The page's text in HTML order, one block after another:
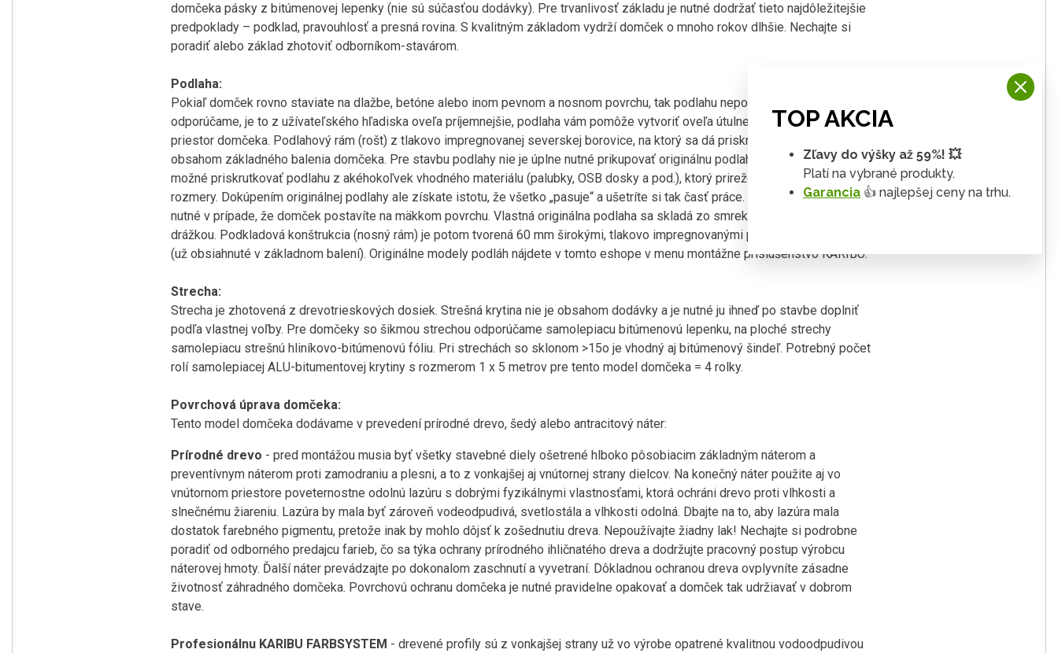
domčeka pásky z bitúmenovej lepenky (nie sú súčasťou dodávky). Pre trvanlivosť základu je nutné dodržať tieto najdôležitejšie
predpoklady – podklad, pravouhlosť a presná rovina. S kvalitným základom vydrží domček o mnoho rokov dlhšie. Nechajte si
poradiť alebo základ zhotoviť odborníkom-stavárom.
Podlaha:
Pokiaľ domček rovno staviate na dlažbe, betóne alebo inom pevnom a nosnom povrchu, tak podlahu nepotrebujete. Avšak ju
odporúčame, je to z užívateľského hľadiska oveľa príjemnejšie, podlaha vám pomôže vytvoriť oveľa útulnejší a čistejší vnútorný
priestor domčeka. Podlahový rám (rošt) z tlakovo impregnovanej severskej borovice, na ktorý sa dá priskrutkovať podlaha, je
obsahom základného balenia domčeka. Pre stavbu podlahy nie je úplne nutné prikupovať originálnu podlahu, na podlahový rám je
možné priskrutkovať podlahu z akéhokoľvek vhodného materiálu (palubky, OSB dosky a pod.), ktorý prirežete na požadované
rozmery. Dokúpením originálnej podlahy ale získate istotu, že všetko „pasuje“ a ušetríte si tak časť práce. Položenie podlahy je
nutné v prípade, že domček postavíte na mäkkom povrchu. Vlastná originálna podlaha sa skladá zo smrekových profilov s perom a
drážkou. Podkladová konštrukcia (nosný rám) je potom tvorená 60 mm širokými, tlakovo impregnovanými podlahovými nosníkmi
(už obsiahnuté v základnom balení). Originálne modely podláh nájdete v tomto eshope v menu montážne príslušenstvo KARIBU.
Strecha:
Strecha je zhotovená z drevotrieskových dosiek. Strešná krytina nie je obsahom dodávky a je nutné ju ihneď po stavbe doplniť
podľa vlastnej voľby. Pre domčeky so šikmou strechou odporúčame samolepiacu bitúmenovú lepenku, na ploché strechy
samolepiacu strešnú hliníkovo-bitúmenovú fóliu. Pri strechách so sklonom >15o je vhodný aj bitúmenový šindeľ. Potrebný počet
rolí samolepiacej ALU-bitumentovej krytiny s rozmerom 1 x 5 metrov pre tento model domčeka = 4 rolky.
Povrchová úprava domčeka:
Tento model domčeka dodávame v prevedení prírodné drevo, šedý alebo antracitový náter:
Prírodné drevo - pred montážou musia byť všetky stavebné diely ošetrené hlboko pôsobiacim základným náterom a
preventívnym náterom proti zamodraniu a plesni, a to z vonkajšej aj vnútornej strany dielcov. Na konečný náter použite aj vo
vnútornom priestore poveternostne odolnú lazúru s dobrými fyzikálnymi vlastnosťami, ktorá ochráni drevo proti vlhkosti a
slnečnému žiareniu. Lazúra by mala byť zároveň vodeodpudivá, svetlostála a vlhkosti odolná. Dbajte na to, aby lazúra mala
dostatok farebného pigmentu, pretože inak by mohlo dôjsť k zošednutiu dreva. Nepoužívajte žiadny lak! Nechajte si podrobne
poradiť od odborného predajcu farieb, čo sa týka ochrany prírodného ihličnatého dreva a dodržujte pracovný postup výrobcu
náterovej hmoty. Ďalší náter prevádzajte po dokonalom zaschnutí a vyvetraní. Dôkladnou ochranou dreva ovplyvníte zásadne
životnosť záhradného domčeka. Povrchovú ochranu domčeka je nutné pravidelne opakovať a domček tak udržiavať v dobrom
stave.
Profesionálnu KARIBU FARBSYSTEM - drevené profily sú z vonkajšej strany už vo výrobe opatrené kvalitnou vodoodpudivou
TOP AKCIA
Zľavy do výšky až 59%! 💥
Platí na vybrané produkty.
Garancia 👍 najlepšej ceny na trhu.